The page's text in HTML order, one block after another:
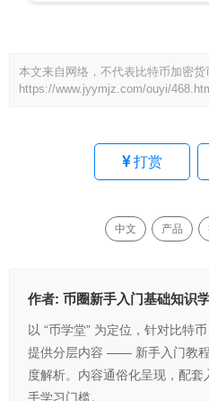
本文来自网络，不代表比特币加密货
https://www.jyymjz.com/ouyi/
打赏
中文 产品
作者: 币圈新手入门基础知识
以 “币学堂” 为定位，针对比特
提供分层内容 —— 新手入门教
度解析。内容通俗化呈现，配
手学习门槛。